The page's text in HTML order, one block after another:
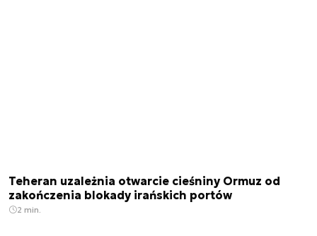
Teheran uzależnia otwarcie cieśniny Ormuz od
zakończenia blokady irańskich portów
2 min.